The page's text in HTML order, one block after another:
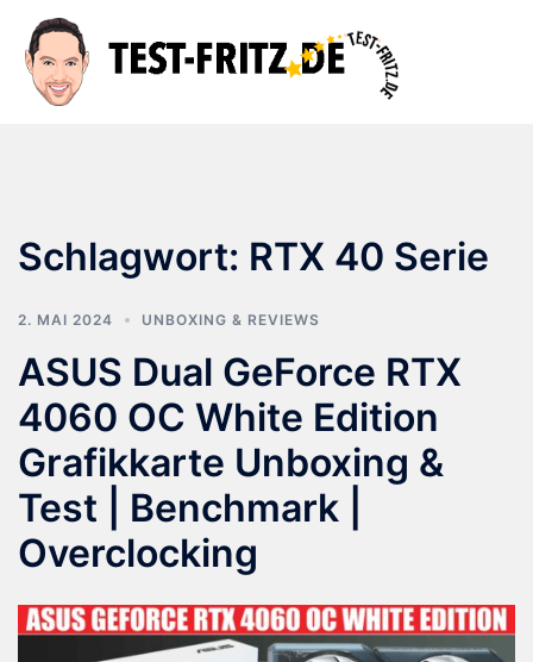
Inhalt
springen
Schlagwort: RTX 40 Serie
2. MAI 2024 UNBOXING & REVIEWS
ASUS Dual GeForce RTX
4060 OC White Edition
Grafikkarte Unboxing &
Test | Benchmark |
Overclocking